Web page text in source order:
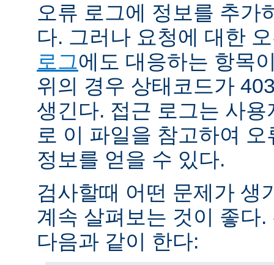
오류 로그에 정보를 추가
다. 그러나 요청에 대한
로그에도 대응하는 항목
위의 경우 상태코드가
생긴다. 접근 로그는 사
로 이 파일을 참고하여
정보를 얻을 수 있다.
검사할때 어떤 문제가 생
계속 살펴보는 것이 좋다
다음과 같이 한다: